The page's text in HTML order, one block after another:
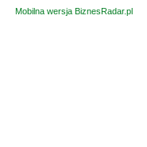
Mobilna wersja BiznesRadar.pl